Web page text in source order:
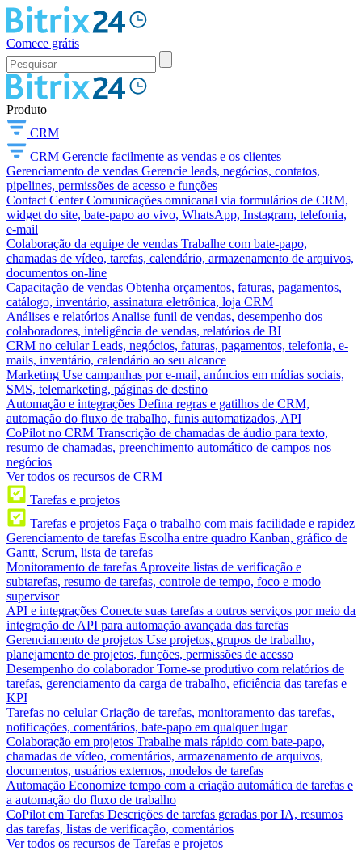
Comece grátis
Produto
CRM
CRM Gerencie facilmente as vendas e os clientes
Gerenciamento de vendas Gerencie leads, negócios, contatos,
pipelines, permissões de acesso e funções
Contact Center Comunicações omnicanal via formulários de CRM,
widget do site, bate-papo ao vivo, WhatsApp, Instagram, telefonia,
e-mail
Colaboração da equipe de vendas Trabalhe com bate-papo,
chamadas de vídeo, tarefas, calendário, armazenamento de arquivos,
documentos on-line
Capacitação de vendas Obtenha orçamentos, faturas, pagamentos,
catálogo, inventário, assinatura eletrônica, loja CRM
Análises e relatórios Analise funil de vendas, desempenho dos
colaboradores, inteligência de vendas, relatórios de BI
CRM no celular Leads, negócios, faturas, pagamentos, telefonia, e-
mails, inventário, calendário ao seu alcance
Marketing Use campanhas por e-mail, anúncios em mídias sociais,
SMS, telemarketing, páginas de destino
Automação e integrações Defina regras e gatilhos de CRM,
automação do fluxo de trabalho, funis automatizados, API
CoPilot no CRM Transcrição de chamadas de áudio para texto,
resumo de chamadas, preenchimento automático de campos nos
negócios
Ver todos os recursos de CRM
Tarefas e projetos
Tarefas e projetos Faça o trabalho com mais facilidade e rapidez
Gerenciamento de tarefas Escolha entre quadro Kanban, gráfico de
Gantt, Scrum, lista de tarefas
Monitoramento de tarefas Aproveite listas de verificação e
subtarefas, resumo de tarefas, controle de tempo, foco e modo
supervisor
API e integrações Conecte suas tarefas a outros serviços por meio da
integração de API para automação avançada das tarefas
Gerenciamento de projetos Use projetos, grupos de trabalho,
planejamento de projetos, funções, permissões de acesso
Desempenho do colaborador Torne-se produtivo com relatórios de
tarefas, gerenciamento da carga de trabalho, eficiência das tarefas e
KPI
Tarefas no celular Criação de tarefas, monitoramento das tarefas,
notificações, comentários, bate-papo em qualquer lugar
Colaboração em projetos Trabalhe mais rápido com bate-papo,
chamadas de vídeo, comentários, armazenamento de arquivos,
documentos, usuários externos, modelos de tarefas
Automação Economize tempo com a criação automática de tarefas e
a automação do fluxo de trabalho
CoPilot em Tarefas Descrições de tarefas geradas por IA, resumos
das tarefas, listas de verificação, comentários
Ver todos os recursos de Tarefas e projetos